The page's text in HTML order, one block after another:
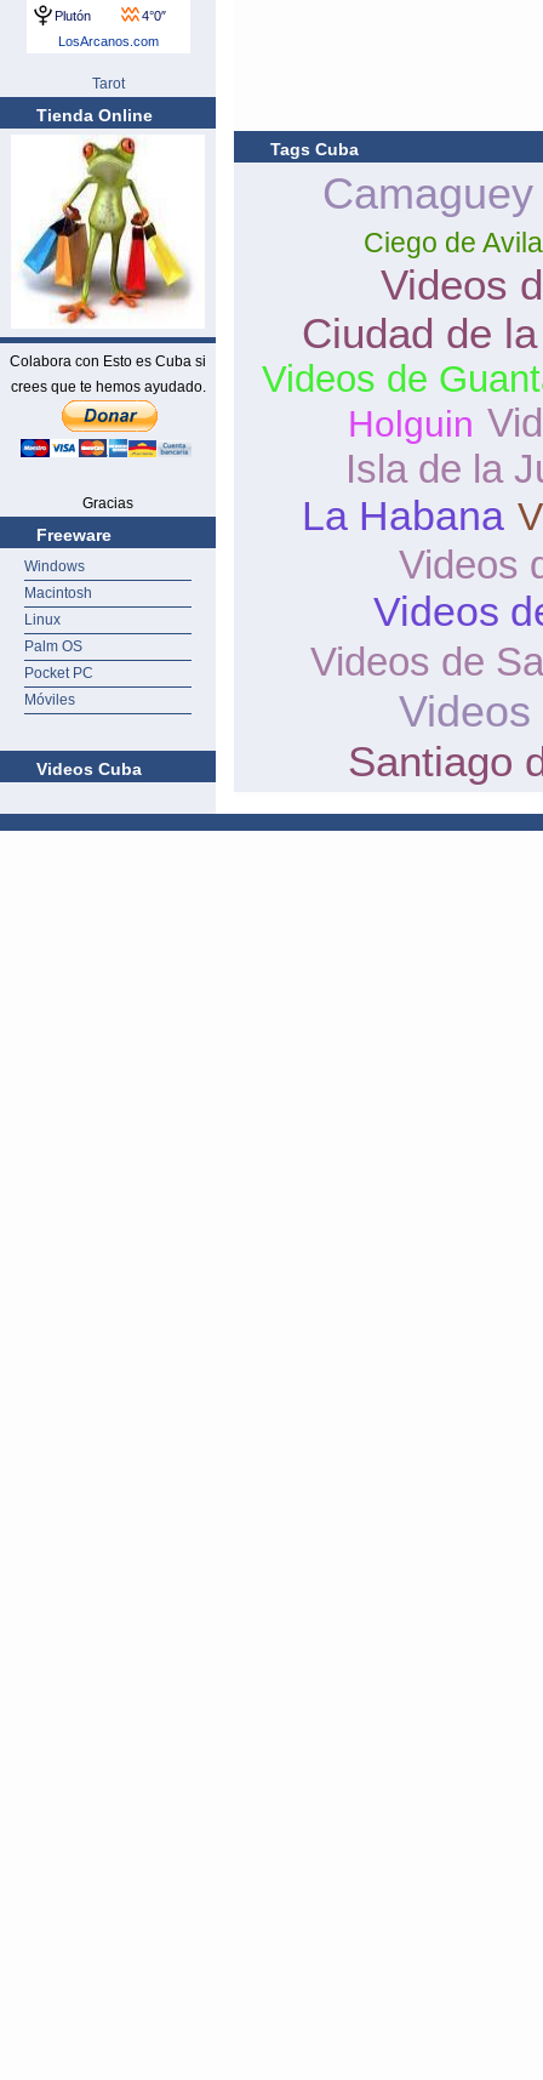
Tarot
Tienda Online
Colabora con Esto es Cuba si
crees que te hemos ayudado.
Gracias
Freeware
Windows
Macintosh
Linux
Palm OS
Pocket PC
Móviles
Videos Cuba
Tags Cuba
Camaguey
Ciego de Avila
Videos
Ciudad de
Videos de
Holguin
Isla de la
La Habana
Videos
Videos
Videos de
Santiago